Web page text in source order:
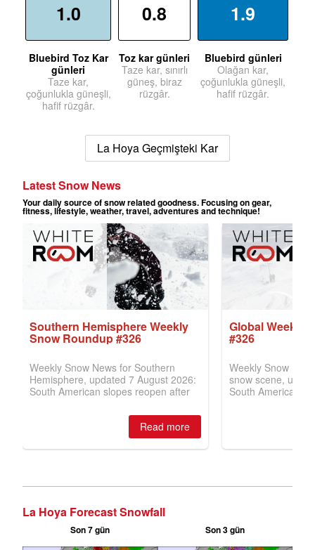
1.0
Bluebird Toz Kar
günleri
Taze kar,
çoğunlukla güneşli,
hafif rüzgâr.
0.8
Toz kar günleri
Taze kar, sınırlı
güneş, biraz
rüzgâr.
1.9
Bluebird günleri
Olağan kar,
çoğunlukla güneşli,
hafif rüzgâr.
La Hoya Geçmişteki Kar
La Hoya Forecast Snowfall
Son 7 gün Son 3 gün